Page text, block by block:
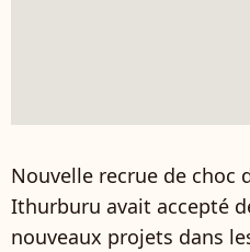
Nouvelle recrue de choc
Ithurburu avait accepté
nouveaux projets dans